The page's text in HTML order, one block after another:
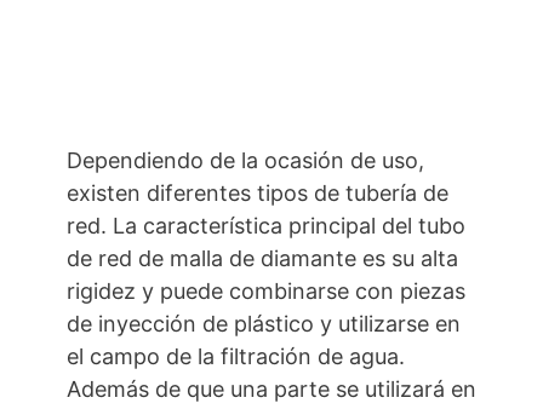
Dependiendo de la ocasión de uso,
existen diferentes tipos de tubería de
red. La característica principal del tubo
de red de malla de diamante es su alta
rigidez y puede combinarse con piezas
de inyección de plástico y utilizarse en
el campo de la filtración de agua.
Además de que una parte se utilizará en